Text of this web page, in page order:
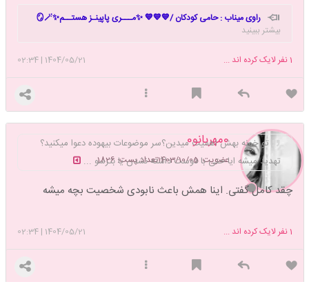
راوی میناب : حامی کودکان /💙💙💙 ✨مـــری پاپینـز هستــم✨🪞🪄
💙💙💙بعضی ستاره ها فقط وقتی خاموش میشن دنیا رو روشن میکنن 🙂
قشنگی و ایثارتون از التهاب دلهامون کم کنه ✨❤️🩹فرزندان عزیز ایرانم 🇮🇷 📍
#میناب 🎒🫀✨ماکان، امیرعلی، آریا ، میکائیل ، علی اصغر، پرستش، ستایش،
زهرا ، مهدیه ، مهدیس و... کوچولوهای بزرگ میناب ؛ انگیزه های کوچک بزرگ
برایبرخاستن و انتقام گرفتن 🚩🩸
بیشتر ببینید
1404/05/21
|
02:34 1نفر لایک کرده اند ...
0مهربانو0
عضویت: 1403/10/05 تعداد پست: 1826
تو خونه بهش اهمیت میدین؟سر موضوعات بیهوده دعوا میکنید؟
تهدید میشه ایا حتی با دوست داشته نشدن یا بترسو ...
چقد کامل گفتی. اینا همش باعث نابودی شخصیت بچه میشه
1404/05/21
|
02:34 1نفر لایک کرده اند ...